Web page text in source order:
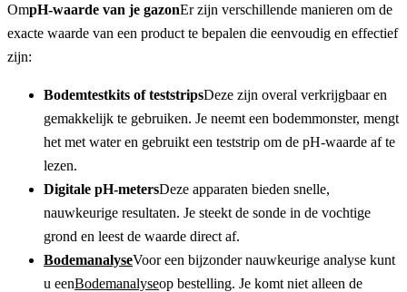
OmpH-waarde van je gazonEr zijn verschillende manieren om de
exacte waarde van een product te bepalen die eenvoudig en effectief
zijn:
Bodemtestkits of teststripsDeze zijn overal verkrijgbaar en
gemakkelijk te gebruiken. Je neemt een bodemmonster, mengt
het met water en gebruikt een teststrip om de pH-waarde af te
lezen.
Digitale pH-metersDeze apparaten bieden snelle,
nauwkeurige resultaten. Je steekt de sonde in de vochtige
grond en leest de waarde direct af.
BodemanalyseVoor een bijzonder nauwkeurige analyse kunt
u eenBodemanalyseop bestelling. Je komt niet alleen de